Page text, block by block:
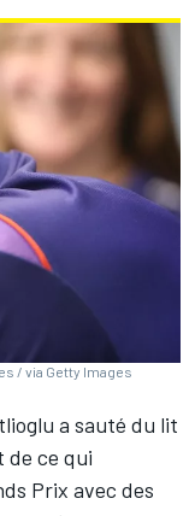
/ via Getty Images
a sauté du lit
ce qui
Prix avec des